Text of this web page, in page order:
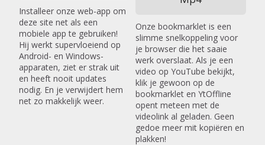
Installeer onze web-app om
deze site net als een
mobiele app te gebruiken!
Hij werkt supervloeiend op
Android- en Windows-
apparaten, ziet er strak uit
en heeft nooit updates
nodig. En je verwijdert hem
net zo makkelijk weer.
Onze bookmarklet is een
slimme snelkoppeling voor
je browser die het saaie
werk overslaat. Als je een
video op YouTube bekijkt,
klik je gewoon op de
bookmarklet en YtOffline
opent meteen met de
videolink al geladen. Geen
gedoe meer mit kopiëren en
plakken!